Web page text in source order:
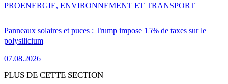
Panneaux solaires et puces : Trump impose 15% de taxes sur le
polysilicium
07.08.2026
PROENERGIE, ENVIRONNEMENT ET TRANSPORT
PLUS DE CETTE SECTION